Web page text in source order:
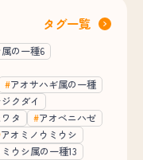
タグ一覧
の一種6
アオサハギ属の一種
クダイ
タ
アオベニハゼ
アオミノウミウシ
ウシ属の一種13